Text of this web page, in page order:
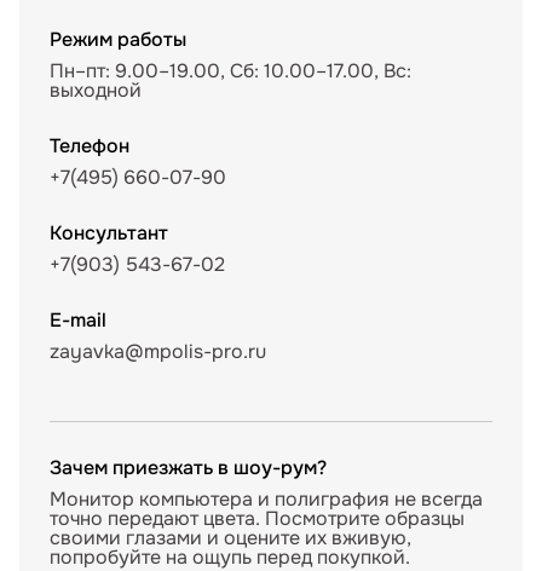
Режим работы
Пн–пт: 9.00–19.00, Сб: 10.00–17.00, Вс:
выходной
Телефон
+7(495) 660-07-90
Консультант
+7(903) 543-67-02
E-mail
zayavka@mpolis-pro.ru
Зачем приезжать в шоу-рум?
Монитор компьютера и полиграфия не всегда
точно передают цвета. Посмотрите образцы
своими глазами и оцените их вживую,
попробуйте на ощупь перед покупкой.